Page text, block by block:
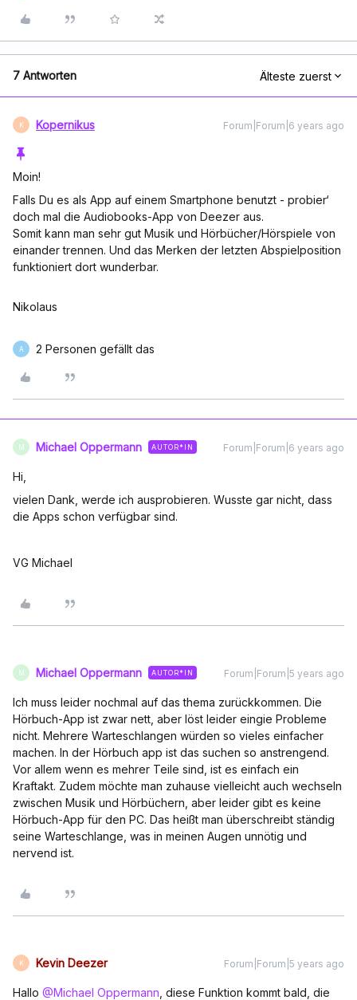
7 Antworten Älteste zuerst
K Kopernikus Forum|Forum|6 years ago
Moin!
Falls Du es als App auf einem Smartphone benutzt - probier‘
doch mal die Audiobooks-App von Deezer aus.
Somit kann man sehr gut Musik und Hörbücher/Hörspiele von
einander trennen. Und das Merken der letzten Abspielposition
funktioniert dort wunderbar.
Nikolaus
A 2 Personen gefällt das
M Michael Oppermann AUTOR*IN Forum|Forum|6 years ago
Hi,
vielen Dank, werde ich ausprobieren. Wusste gar nicht, dass
die Apps schon verfügbar sind.
VG Michael
M Michael Oppermann AUTOR*IN Forum|Forum|5 years ago
Ich muss leider nochmal auf das thema zurückkommen. Die
Hörbuch-App ist zwar nett, aber löst leider eingie Probleme
nicht. Mehrere Warteschlangen würden so vieles einfacher
machen. In der Hörbuch app ist das suchen so anstrengend.
Vor allem wenn es mehrer Teile sind, ist es einfach ein
Kraftakt. Zudem möchte man zuhause vielleicht auch wechseln
zwischen Musik und Hörbüchern, aber leider gibt es keine
Hörbuch-App für den PC. Das heißt man überschreibt ständig
seine Warteschlange, was in meinen Augen unnötig und
nervend ist.
K Kevin Deezer Forum|Forum|5 years ago
Hallo @Michael Oppermann , diese Funktion kommt bald, die